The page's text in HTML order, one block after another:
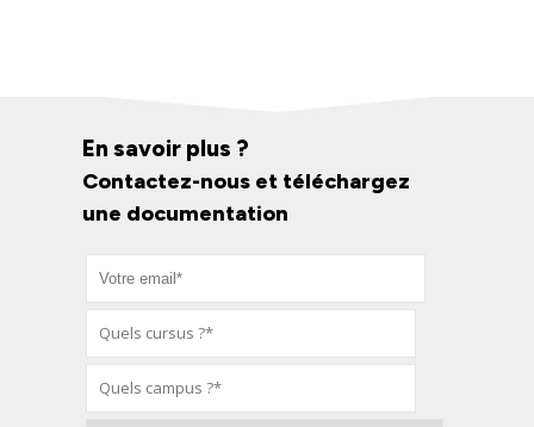
En savoir plus ?
Contactez-nous et téléchargez
une documentation